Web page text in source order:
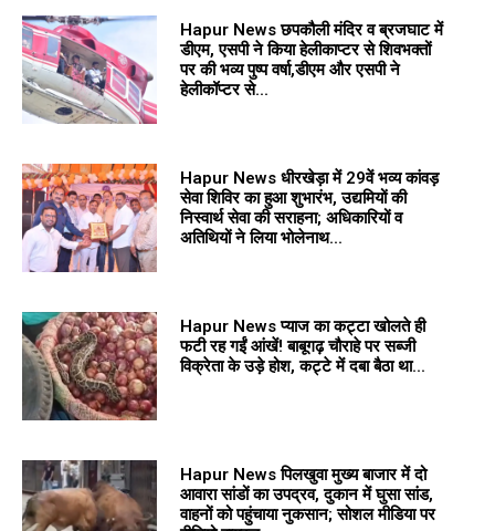
Hapur News छपकौली मंदिर व ब्रजघाट में
डीएम, एसपी ने किया हेलीकाप्टर से शिवभक्तों
पर की भव्य पुष्प वर्षा,डीएम और एसपी ने
हेलीकॉप्टर से...
Hapur News धीरखेड़ा में 29वें भव्य कांवड़
सेवा शिविर का हुआ शुभारंभ, उद्यमियों की
निस्वार्थ सेवा की सराहना; अधिकारियों व
अतिथियों ने लिया भोलेनाथ...
Hapur News प्याज का कट्टा खोलते ही
फटी रह गईं आंखें! बाबूगढ़ चौराहे पर सब्जी
विक्रेता के उड़े होश, कट्टे में दबा बैठा था...
Hapur News पिलखुवा मुख्य बाजार में दो
आवारा सांडों का उपद्रव, दुकान में घुसा सांड,
वाहनों को पहुंचाया नुकसान; सोशल मीडिया पर